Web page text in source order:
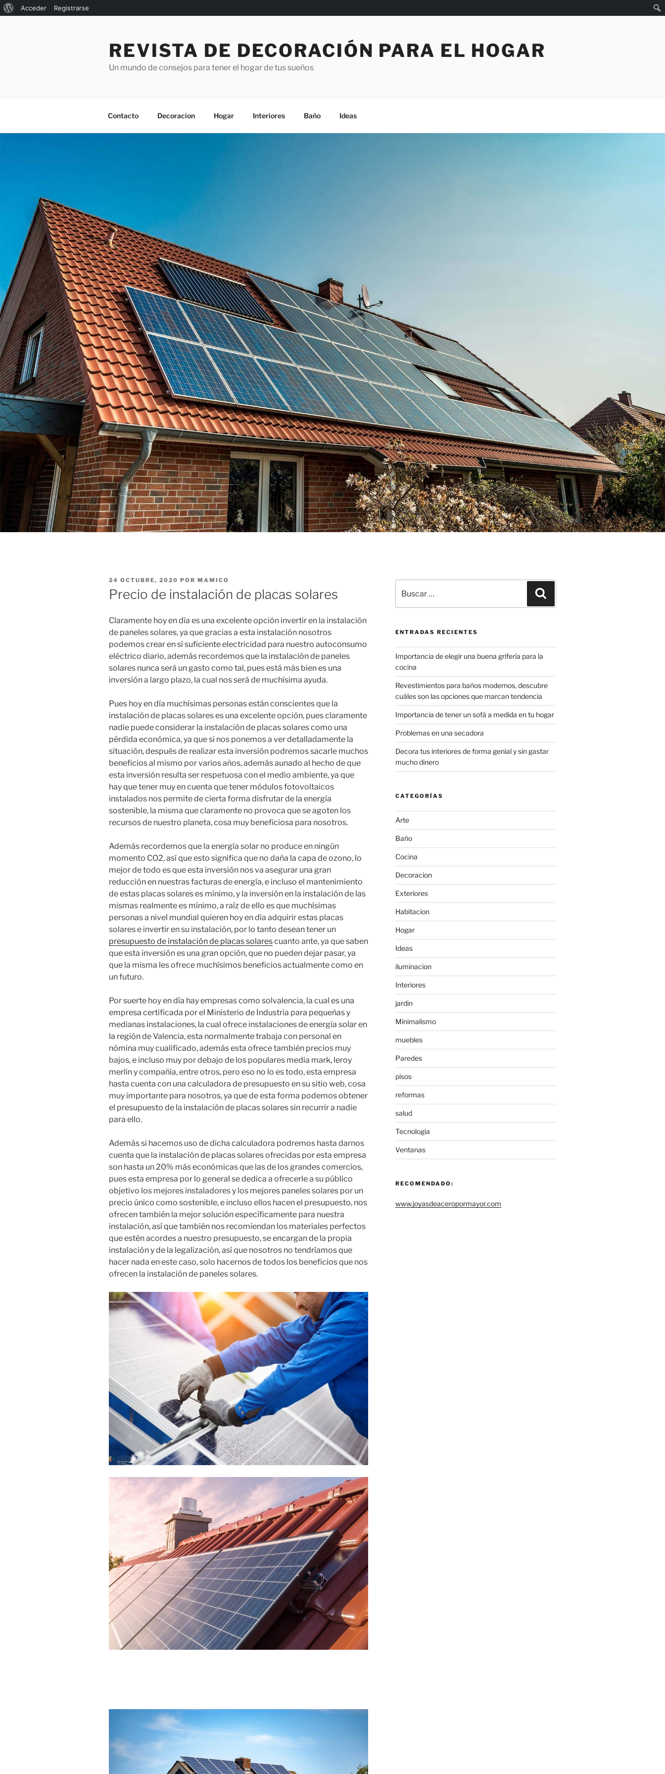
Acerca
Acceder
Registrarse
REVISTA DE DECORACIÓN PARA EL HOGAR
Un mundo de consejos para tener el hogar de tus sueños
Contacto Decoracion Hogar Interiores Baño Ideas
PUBLICADO
EL
24 OCTUBRE, 2020 POR MAMICO
Precio de instalación de placas solares
Claramente hoy en día es una excelente opción invertir en la instalación
de paneles solares, ya que gracias a esta instalación nosotros
podemos crear en sí suficiente electricidad para nuestro autoconsumo
eléctrico diario, además recordemos que la instalación de paneles
solares nunca será un gasto como tal, pues está más bien es una
inversión a largo plazo, la cual nos será de muchísima ayuda.
Pues hoy en día muchísimas personas están conscientes que la
instalación de placas solares es una excelente opción, pues claramente
nadie puede considerar la instalación de placas solares como una
pérdida económica, ya que si nos ponemos a ver detalladamente la
situación, después de realizar esta inversión podremos sacarle muchos
beneficios al mismo por varios años, además aunado al hecho de que
esta inversión resulta ser respetuosa con el medio ambiente, ya que
hay que tener muy en cuenta que tener módulos fotovoltaicos
instalados nos permite de cierta forma disfrutar de la energía
sostenible, la misma que claramente no provoca que se agoten los
recursos de nuestro planeta, cosa muy beneficiosa para nosotros.
Además recordemos que la energía solar no produce en ningún
momento CO2, así que esto significa que no daña la capa de ozono, lo
mejor de todo es que esta inversión nos va asegurar una gran
reducción en nuestras facturas de energía, e incluso el mantenimiento
de estas placas solares es mínimo, y la inversión en la instalación de las
mismas realmente es mínimo, a raíz de ello es que muchísimas
personas a nivel mundial quieren hoy en día adquirir estas placas
solares e invertir en su instalación, por lo tanto desean tener un
presupuesto de instalación de placas solarescuanto ante, ya que saben
que esta inversión es una gran opción, que no pueden dejar pasar, ya
que la misma les ofrece muchísimos beneficios actualmente como en
un futuro.
Por suerte hoy en día hay empresas como solvalencia, la cual es una
empresa certificada por el Ministerio de Industria para pequeñas y
medianas instalaciones, la cual ofrece instalaciones de energía solar en
la región de Valencia, esta normalmente trabaja con personal en
nómina muy cualificado, además esta ofrece también precios muy
bajos, e incluso muy por debajo de los populares media mark, leroy
merlin y compañía, entre otros, pero eso no lo es todo, esta empresa
hasta cuenta con una calculadora de presupuesto en su sitio web, cosa
muy importante para nosotros, ya que de esta forma podemos obtener
el presupuesto de la instalación de placas solares sin recurrir a nadie
para ello.
Además si hacemos uso de dicha calculadora podremos hasta darnos
cuenta que la instalación de placas solares ofrecidas por esta empresa
son hasta un 20% más económicas que las de los grandes comercios,
pues esta empresa por lo general se dedica a ofrecerle a su público
objetivo los mejores instaladores y los mejores paneles solares por un
precio único como sostenible, e incluso ellos hacen el presupuesto, nos
ofrecen también la mejor solución específicamente para nuestra
instalación, así que también nos recomiendan los materiales perfectos
que estén acordes a nuestro presupuesto, se encargan de la propia
instalación y de la legalización, así que nosotros no tendríamos que
hacer nada en este caso, solo hacernos de todos los beneficios que nos
ofrecen la instalación de paneles solares.
por:
ENTRADAS RECIENTES
Importancia de elegir una buena grifería para la
cocina
Revestimientos para baños modernos, descubre
cuáles son las opciones que marcan tendencia
Importancia de tener un sofá a medida en tu hogar
Problemas en una secadora
Decora tus interiores de forma genial y sin gastar
mucho dinero
CATEGORÍAS
Arte
Baño
Cocina
Decoracion
Exteriores
Habitacion
Hogar
Ideas
iluminacion
Interiores
jardin
Minimalismo
muebles
Paredes
pisos
reformas
salud
Tecnologia
Ventanas
RECOMENDADO:
www.joyasdeaceropormayor.com